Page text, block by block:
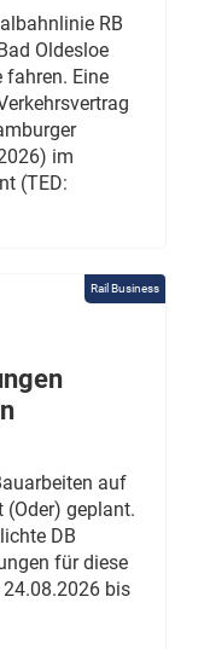
RB
Oldesloe
Eine
im
(TED:
Rail Business
auf
geplant.
DB
für diese
bis